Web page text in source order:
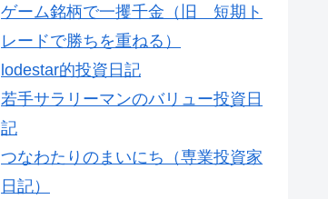
ゲーム銘柄で一攫千金（旧 短期ト
レードで勝ちを重ねる）
lodestar的投資日記
若手サラリーマンのバリュー投資日
記
つなわたりのまいにち（専業投資家
日記）